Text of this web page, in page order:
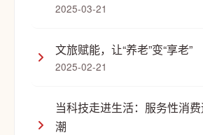
2025-03-21
文旅赋能，让“养老”变“享老”
2025-02-21
当科技走进生活：服务性消
潮